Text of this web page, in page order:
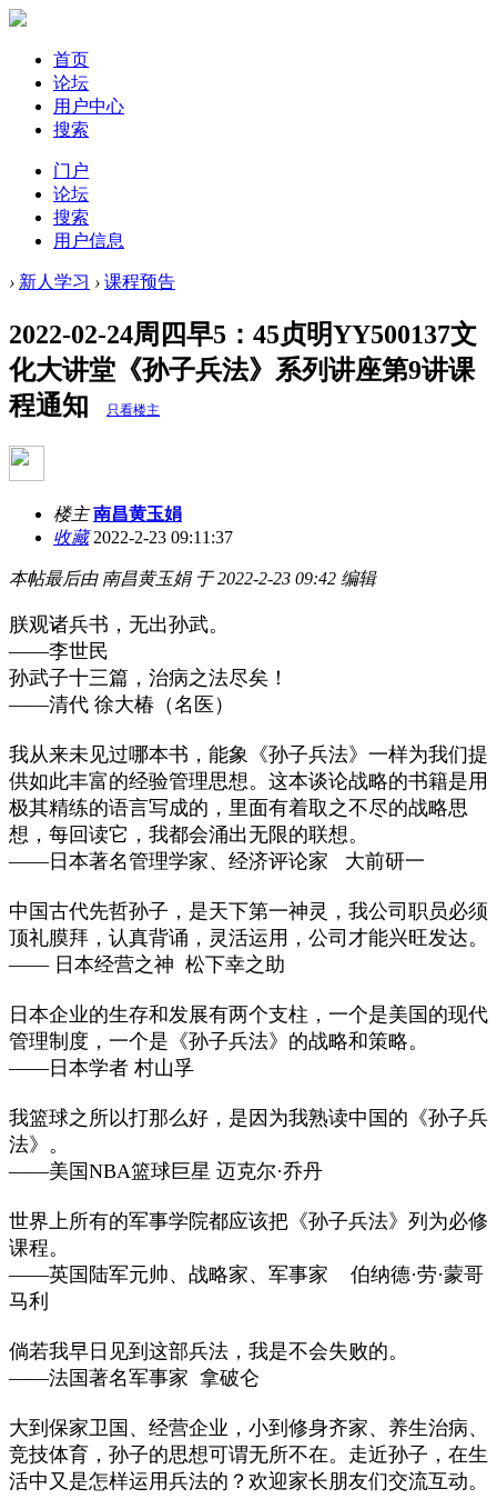
首页
论坛
用户中心
搜索
门户
论坛
搜索
用户信息
› 新人学习 › 课程预告
2022-02-24周四早5：45贞明YY500137文
化大讲堂《孙子兵法》系列讲座第9讲课
程通知
只看楼主
楼主 南昌黄玉娟
收藏2022-2-23 09:11:37
本帖最后由 南昌黄玉娟 于 2022-2-23 09:42 编辑
朕观诸兵书，无出孙武。
——李世民
孙武子十三篇，治病之法尽矣！
——清代 徐大椿（名医）
我从来未见过哪本书，能象《孙子兵法》一样为我们提
供如此丰富的经验管理思想。这本谈论战略的书籍是用
极其精练的语言写成的，里面有着取之不尽的战略思
想，每回读它，我都会涌出无限的联想。
——日本著名管理学家、经济评论家 大前研一
中国古代先哲孙子，是天下第一神灵，我公司职员必须
顶礼膜拜，认真背诵，灵活运用，公司才能兴旺发达。
—— 日本经营之神 松下幸之助
日本企业的生存和发展有两个支柱，一个是美国的现代
管理制度，一个是《孙子兵法》的战略和策略。
——日本学者 村山孚
我篮球之所以打那么好，是因为我熟读中国的《孙子兵
法》。
——美国NBA篮球巨星 迈克尔·乔丹
世界上所有的军事学院都应该把《孙子兵法》列为必修
课程。
——英国陆军元帅、战略家、军事家 伯纳德·劳·蒙哥
马利
倘若我早日见到这部兵法，我是不会失败的。
——法国著名军事家 拿破仑
大到保家卫国、经营企业，小到修身齐家、养生治病、
竞技体育，孙子的思想可谓无所不在。走近孙子，在生
活中又是怎样运用兵法的？欢迎家长朋友们交流互动。